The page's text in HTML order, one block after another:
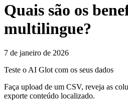
Quais são os
multilingue?
7 de janeiro de 2026
Teste o AI Glot com os seus dados
Faça upload de um CSV, reveja as
exporte conteúdo localizado.